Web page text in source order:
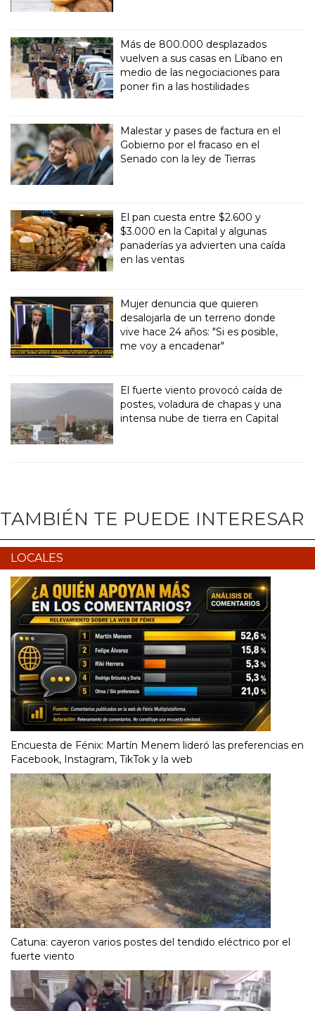
Más de 800.000 desplazados
vuelven a sus casas en Líbano en
medio de las negociaciones para
poner fin a las hostilidades
Malestar y pases de factura en el
Gobierno por el fracaso en el
Senado con la ley de Tierras
El pan cuesta entre $2.600 y
$3.000 en la Capital y algunas
panaderías ya advierten una caída
en las ventas
Mujer denuncia que quieren
desalojarla de un terreno donde
vive hace 24 años: "Si es posible,
me voy a encadenar"
El fuerte viento provocó caída de
postes, voladura de chapas y una
intensa nube de tierra en Capital
TAMBIÉN TE PUEDE INTERESAR
LOCALES
Encuesta de Fénix: Martín Menem lideró las preferencias en
Facebook, Instagram, TikTok y la web
Catuna: cayeron varios postes del tendido eléctrico por el
fuerte viento